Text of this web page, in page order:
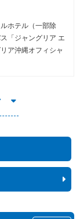
ホテル（一部除
「ジャングリア エ
ア沖縄オフィシャ